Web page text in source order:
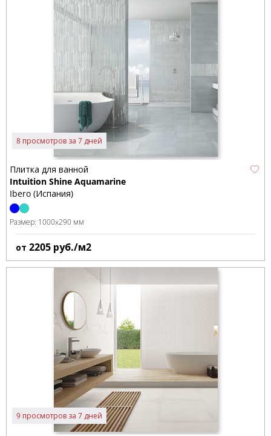
8 просмотров за 7 дней
Плитка для ванной
Intuition Shine Aquamarine
Ibero (Испания)
Размер: 1000x290 мм
от 2205 руб./м2
9 просмотров за 7 дней